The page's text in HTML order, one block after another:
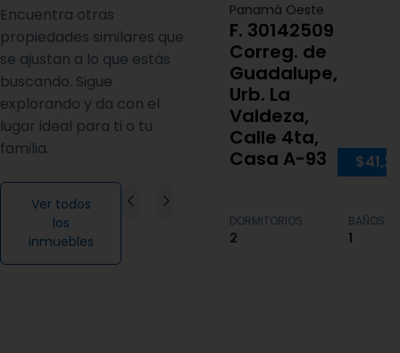
Encuentra otras
propiedades similares que
se ajustan a lo que estás
buscando. Sigue
explorando y da con el
lugar ideal para ti o tu
familia.
Ver todos
los
inmuebles
Panamá Oeste
F. 30142509
Correg. de
Guadalupe,
Urb. La
Valdeza,
Calle 4ta,
Casa A-93
DORMITORIOS
2
BAÑOS
1